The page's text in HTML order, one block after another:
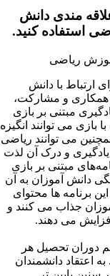
مندی دانش
استفاده کنید.
ارتباط با دانش
همکاری و مشارکت،
مبتنی بر بازی
بازی می توانند انگیزه
می توانند ریاضی
یادگیری و درک آن لذت
مبتنی بر بازی
دانش آموزان به آن
برنامه ها محتوای
جذاب می کنند و
می دهند.
دوران تحصیل هر
اعتقاد دانشمندان